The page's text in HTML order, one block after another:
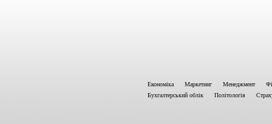
Економіка Маркетинг Менеджмент
Бухгалтерський облік
Політологія